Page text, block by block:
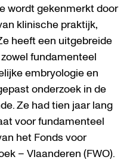
wordt gekenmerkt door
klinische praktijk,
heeft een uitgebreide
fundamenteel
embryologie en
onderzoek in de
Ze had tien jaar lang
voor fundamenteel
het Fonds voor
– Vlaanderen (FWO).